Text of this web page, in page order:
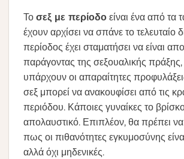
Το σεξ με περίοδο είναι ένα από τα
έχουν αρχίσει να σπάνε το τελευταίο
περίοδος έχει σταματήσει να είναι
παράγοντας της σεξουαλικής πράξης,
υπάρχουν οι απαραίτητες
σεξ μπορεί να ανακουφίσει από τις
περιόδου. Κάποιες γυναίκες το
απολαυστικό. Επιπλέον, θα πρέπει να
πως οι πιθανότητες εγκυμοσύνης
αλλά όχι μηδενικές.